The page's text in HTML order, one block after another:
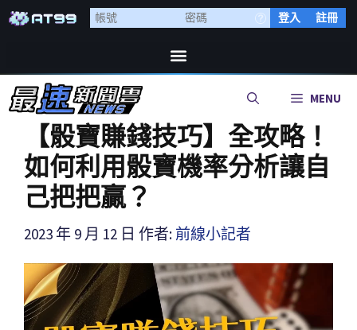
登入 註冊
MENU
【骰寶賺錢技巧】全攻略！
如何利用骰寶機率分析讓自
己把把贏？
2023 年 9 月 12 日 作者: 前線小記者